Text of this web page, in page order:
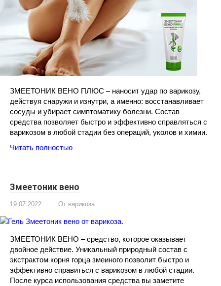
ЗМЕЕТОНИК ВЕНО ПЛЮС – наносит удар по варикозу,
действуя снаружи и изнутри, а именно: восстанавливает
сосуды и убирает симптоматику болезни. Состав
средства позволяет быстро и эффективно справляться с
варикозом в любой стадии без операций, уколов и химии.
Читать полностью
Змеетоник вено
19.07.2022 От варикоза
ЗМЕЕТОНИК ВЕНО – средство, которое оказывает
двойное действие. Уникальный природный состав с
экстрактом корня горца змеиного позволит быстро и
эффективно справиться с варикозом в любой стадии.
После курса использования средства вы заметите